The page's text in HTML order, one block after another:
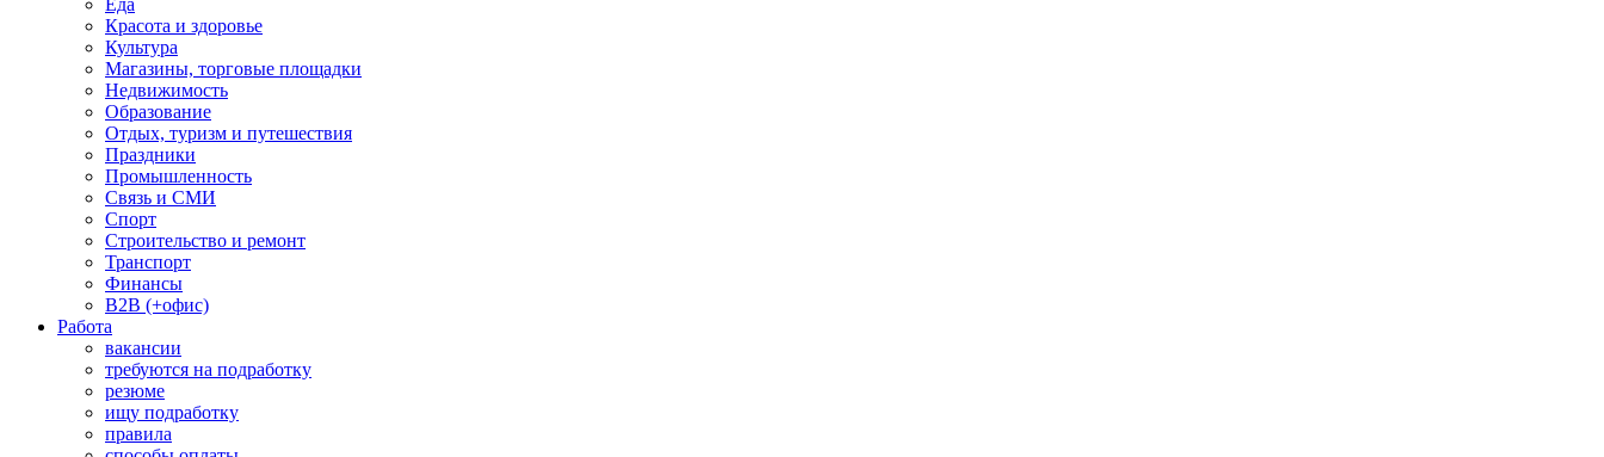
Еда
Красота и здоровье
Культура
Магазины, торговые площадки
Недвижимость
Образование
Отдых, туризм и путешествия
Праздники
Промышленность
Связь и СМИ
Спорт
Строительство и ремонт
Транспорт
Финансы
B2B (+офис)
Работа
вакансии
требуются на подработку
резюме
ищу подработку
правила